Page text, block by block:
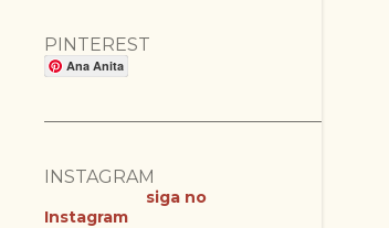
PINTEREST
Ana Anita
INSTAGRAM
siga no
Instagram